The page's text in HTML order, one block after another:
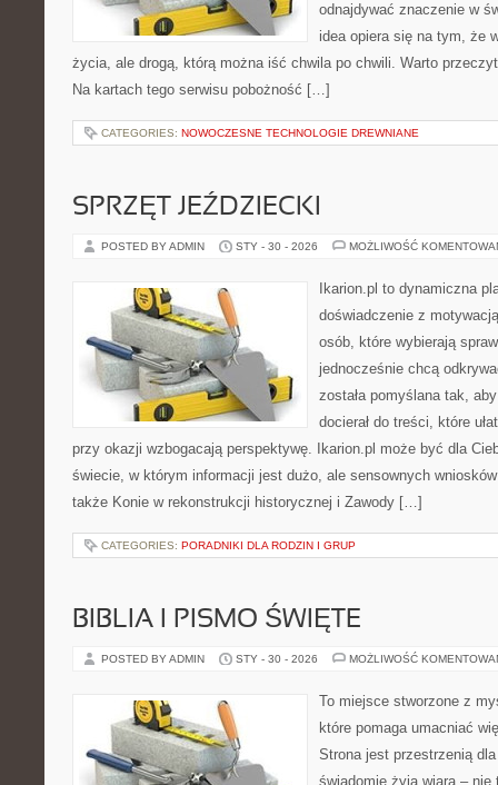
odnajdywać znaczenie w
idea opiera się na tym, że
życia, ale drogą, którą można iść chwila po chwili. Warto
Na kartach tego serwisu pobożność […]
CATEGORIES: NOWOCZESNE TECHNOLOGIE DREWNIANE
SPRZĘT JEŹDZIECKI
POSTED BY ADMIN STY - 30 - 2026 MOŻLIWOŚĆ
Ikarion.pl to dynamiczna
doświadczenie z
osób, które wybierają
jednocześnie chcą
została pomyślana tak,
docierał do treści, które
przy okazji wzbogacają perspektywę. Ikarion.pl może być dla
świecie, w którym informacji jest dużo, ale sensownych
także Konie w rekonstrukcji historycznej i Zawody […]
CATEGORIES: PORADNIKI DLA RODZIN I GRUP
BIBLIA I PISMO ŚWIĘTE
POSTED BY ADMIN STY - 30 - 2026 MOŻLIWOŚĆ
To miejsce stworzone z
które pomaga umacniać
Strona jest przestrzenią
świadomie żyją wiarą –